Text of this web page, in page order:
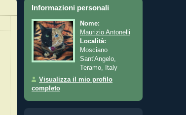
Informazioni personali
Nome:
Maurizio Antonelli
Località:
Mosciano
Sant'Angelo,
Teramo, Italy
Visualizza il mio profilo
completo